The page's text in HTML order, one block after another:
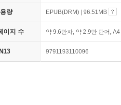
량 EPUB(DRM) | 96.51MB
이지 수 약 9.6만자, 약 2.9만 단어,
9791193110096